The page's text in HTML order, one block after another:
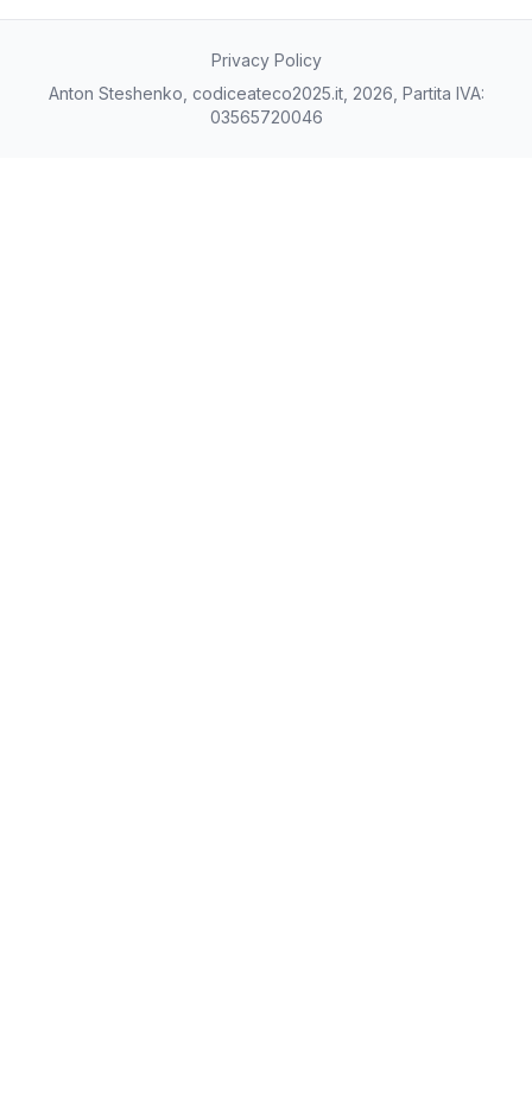
Privacy Policy
Anton Steshenko, codiceateco2025.it, 2026, Partita IVA:
03565720046